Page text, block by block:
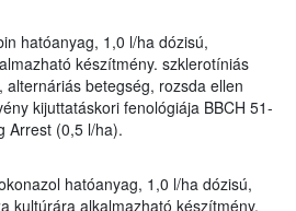
hatóanyag, 1,0 l/ha dózisú,
készítmény. szklerotíniás
betegség, rozsda ellen
kijuttatáskori fenológiája BBCH 51-
Arrest (0,5 l/ha).
hatóanyag, 1,0 l/ha dózisú,
kultúrára alkalmazható készítmény.